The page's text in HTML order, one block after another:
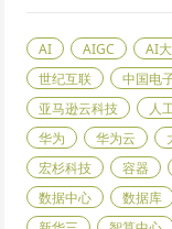
AI AIGC AI
世纪互联
中国电
亚马逊云科技
人
华为
华为云
宏杉科技
容器
数据中心
数据库